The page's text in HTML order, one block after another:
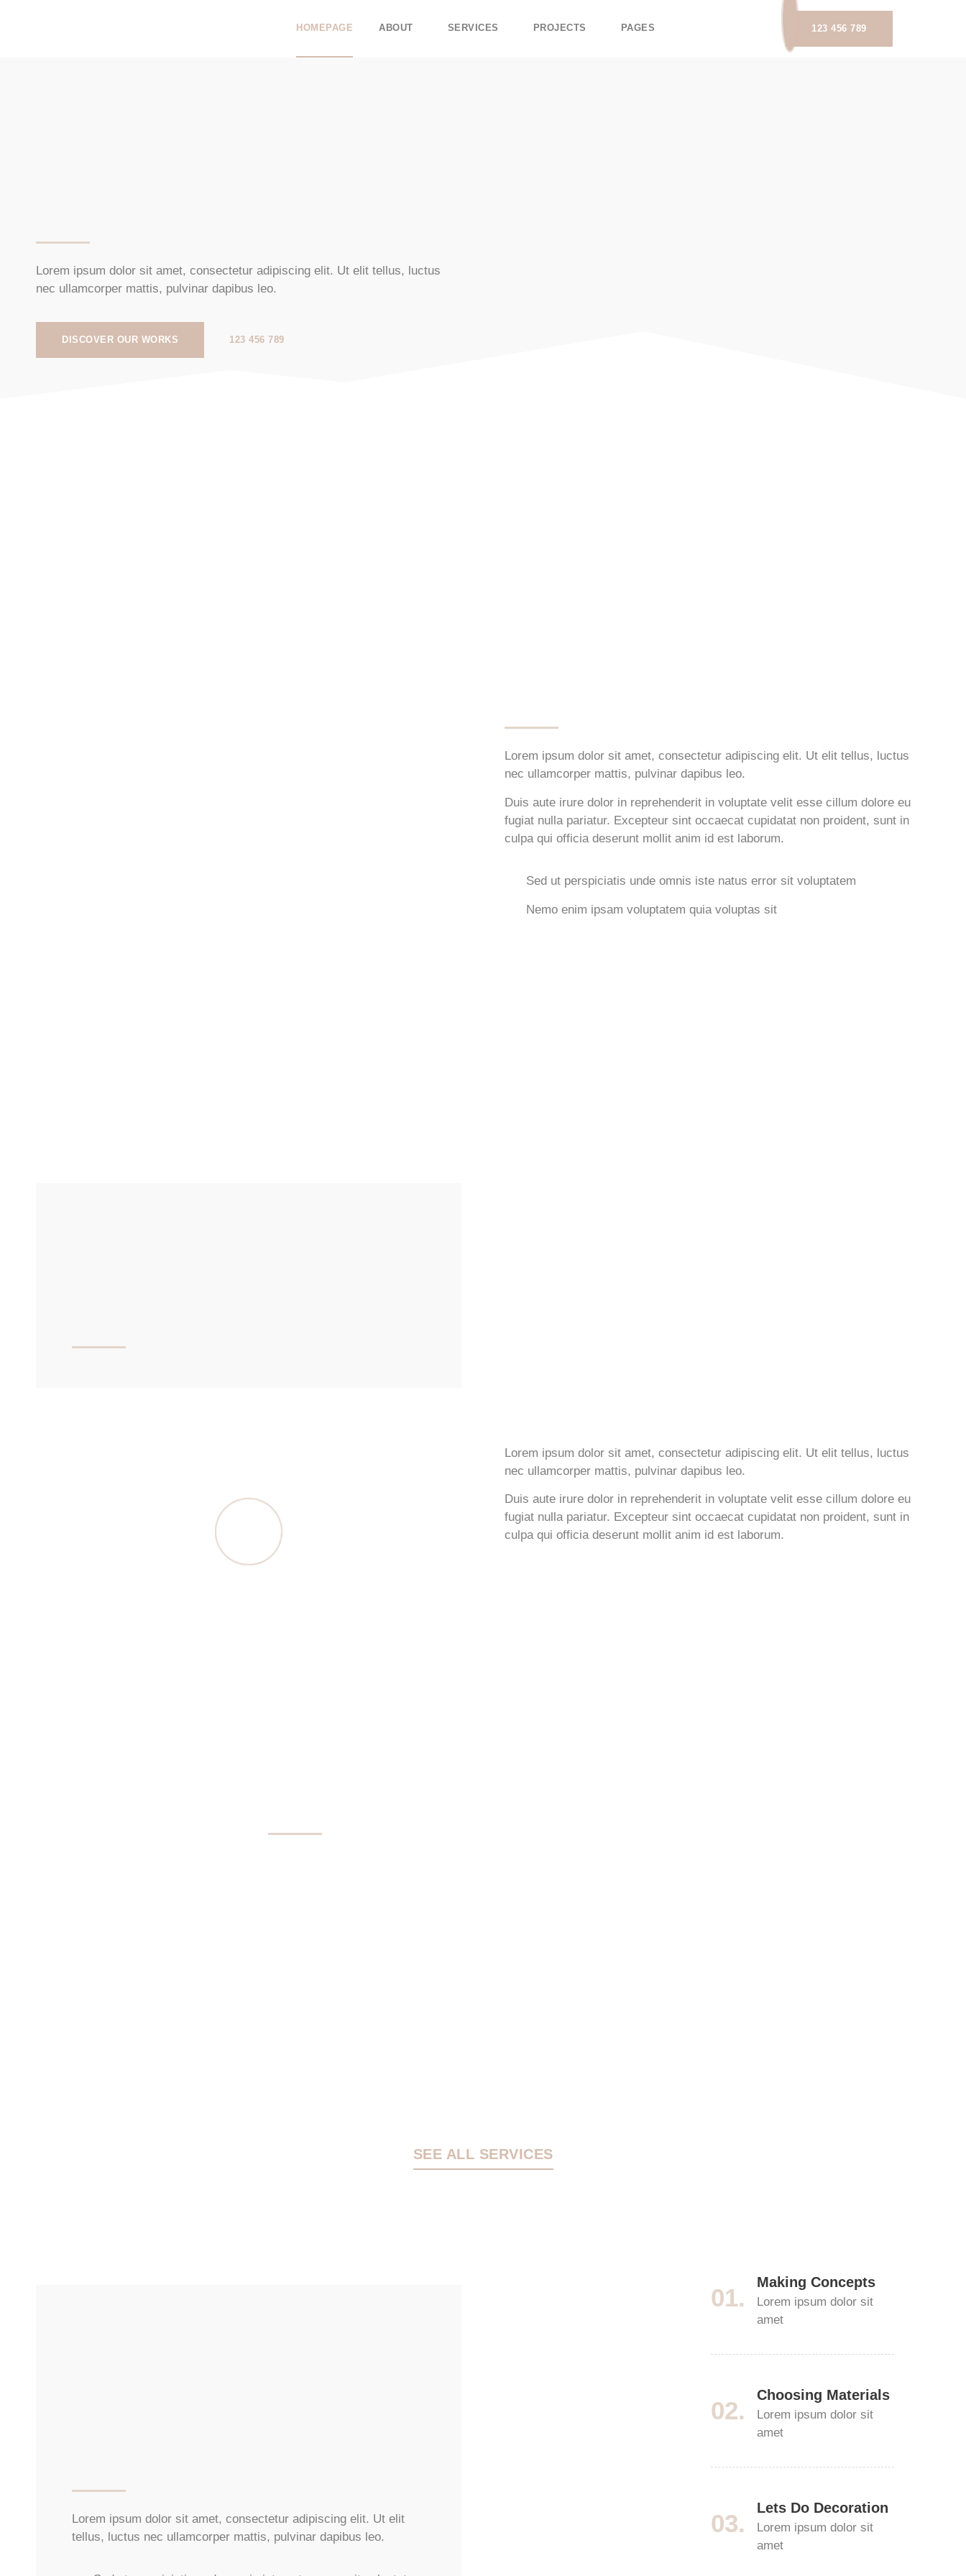
HOMEPAGE ABOUT SERVICES PROJECTS PAGES 123 456 789
Lorem ipsum dolor sit amet, consectetur adipiscing elit. Ut elit tellus, luctus
nec ullamcorper mattis, pulvinar dapibus leo.
DISCOVER OUR WORKS 123 456 789
Lorem ipsum dolor sit amet, consectetur adipiscing elit. Ut elit tellus, luctus
nec ullamcorper mattis, pulvinar dapibus leo.
Duis aute irure dolor in reprehenderit in voluptate velit esse cillum dolore eu
fugiat nulla pariatur. Excepteur sint occaecat cupidatat non proident, sunt in
culpa qui officia deserunt mollit anim id est laborum.
Sed ut perspiciatis unde omnis iste natus error sit voluptatem
Nemo enim ipsam voluptatem quia voluptas sit
Lorem ipsum dolor sit amet, consectetur adipiscing elit. Ut elit tellus, luctus
nec ullamcorper mattis, pulvinar dapibus leo.
Duis aute irure dolor in reprehenderit in voluptate velit esse cillum dolore eu
fugiat nulla pariatur. Excepteur sint occaecat cupidatat non proident, sunt in
culpa qui officia deserunt mollit anim id est laborum.
SEE ALL SERVICES
Lorem ipsum dolor sit amet, consectetur adipiscing elit. Ut elit
tellus, luctus nec ullamcorper mattis, pulvinar dapibus leo.
01.
Making Concepts
Lorem ipsum dolor sit
amet
02.
Choosing Materials
Lorem ipsum dolor sit
amet
03.
Lets Do Decoration
Lorem ipsum dolor sit
amet